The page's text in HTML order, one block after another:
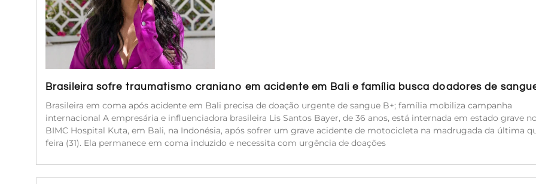
Brasileira sofre traumatismo craniano em acidente em Bali e família busca doadores de
Brasileira em coma após acidente em Bali precisa de doação urgente de sangue B+; família mobiliza campanha
internacional A empresária e influenciadora brasileira Lis Santos Bayer, de 36 anos, está internada em estado grave no
BIMC Hospital Kuta, em Bali, na Indonésia, após sofrer um grave acidente de motocicleta na madrugada da última
feira (31). Ela permanece em coma induzido e necessita com urgência de doações